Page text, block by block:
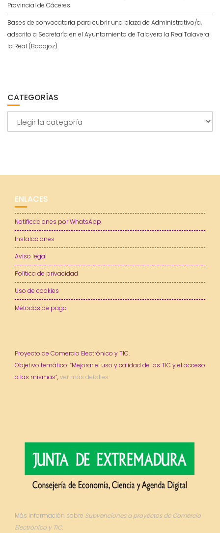
Provincial de Cáceres
Bases de convocatoria para cubrir una plaza de Administrativo/a,
adscrito a Secretaría en el Ayuntamiento de Talavera la RealTalavera
la Real (Badajoz)
CATEGORÍAS
ENLACES
Notificaciones por WhatsApp
Instalaciones
Aviso legal
Política de privacidad
Uso de cookies
Métodos de pago
Proyecto de Comercio Electrónico y TIC.
Objetivo temático: “Mejorar el uso y calidad de las TIC y el acceso
a las mismas”,ver más detalles.
Más información sobre Subvenciones a proyectos de Comercio
Electrónico y TIC.